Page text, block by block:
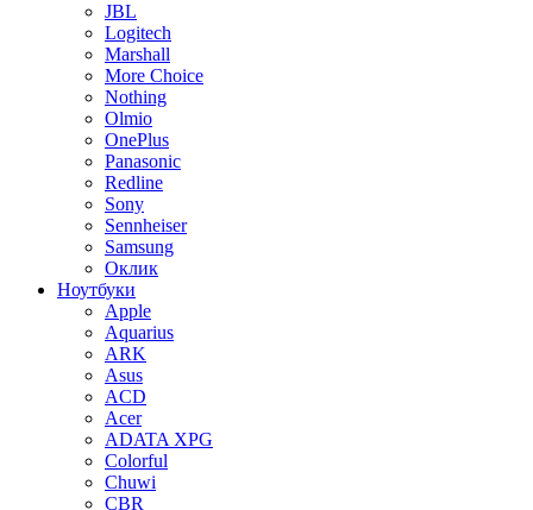
JBL
Logitech
Marshall
More Choice
Nothing
Olmio
OnePlus
Panasonic
Redline
Sony
Sennheiser
Samsung
Оклик
Ноутбуки
Apple
Aquarius
ARK
Asus
ACD
Acer
ADATA XPG
Colorful
Chuwi
CBR